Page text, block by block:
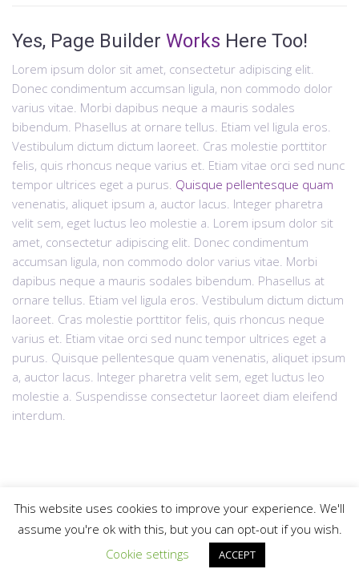
Yes, Page Builder Works Here Too!
Lorem ipsum dolor sit amet, consectetur adipiscing elit.
Donec condimentum accumsan ligula, non commodo dolor
varius vitae. Morbi dapibus neque a mauris sodales
bibendum. Phasellus at ornare tellus. Etiam vel ligula eros.
Vestibulum dictum dictum laoreet. Cras molestie porttitor
felis, quis rhoncus neque varius et. Etiam vitae orci sed nunc
tempor ultrices eget a purus. Quisque pellentesque quam
venenatis, aliquet ipsum a, auctor lacus. Integer pharetra
velit sem, eget luctus leo molestie a. Lorem ipsum dolor sit
amet, consectetur adipiscing elit. Donec condimentum
accumsan ligula, non commodo dolor varius vitae. Morbi
dapibus neque a mauris sodales bibendum. Phasellus at
ornare tellus. Etiam vel ligula eros. Vestibulum dictum dictum
laoreet. Cras molestie porttitor felis, quis rhoncus neque
varius et. Etiam vitae orci sed nunc tempor ultrices eget a
purus. Quisque pellentesque quam venenatis, aliquet ipsum
a, auctor lacus. Integer pharetra velit sem, eget luctus leo
molestie a. Suspendisse consectetur laoreet diam eleifend
interdum.
© 2025krdzaliclaw.comAll rights reserved | Web Design "CanaC"
Politika privatnosti
This website uses cookies to improve your experience. We'll
assume you're ok with this, but you can opt-out if you wish.
Cookie settings
ACCEPT